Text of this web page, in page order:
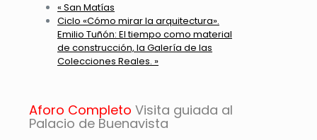
« San Matías
Ciclo «Cómo mirar la arquitectura».
Emilio Tuñón: El tiempo como material
de construcción, la Galería de las
Colecciones Reales. »
Aforo Completo Visita guiada al
Palacio de Buenavista